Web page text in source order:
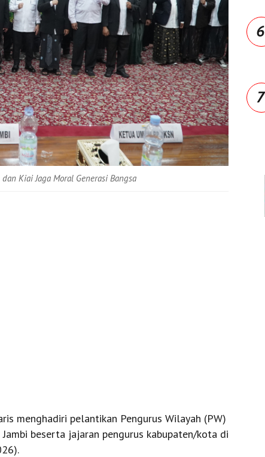
Kiai Jaga Moral Generasi Bangsa
menghadiri pelantikan Pengurus Wilayah (PW)
beserta jajaran pengurus kabupaten/kota di
6
7